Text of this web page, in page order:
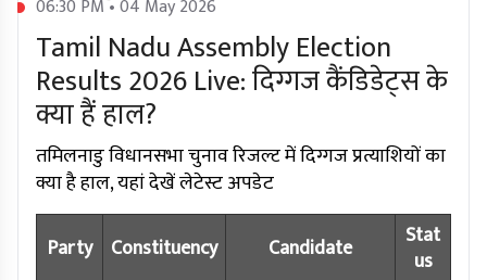
06:30 PM • 04 May 2026
Tamil Nadu Assembly Election
Results 2026 Live: दिग्गज कैंडिडेट्स के
क्या हैं हाल?
तमिलनाडु विधानसभा चुनाव रिजल्ट में दिग्गज प्रत्याशियों का
क्या है हाल, यहां देखें लेटेस्ट अपडेट
Party
Constituency Candidate
Stat
us